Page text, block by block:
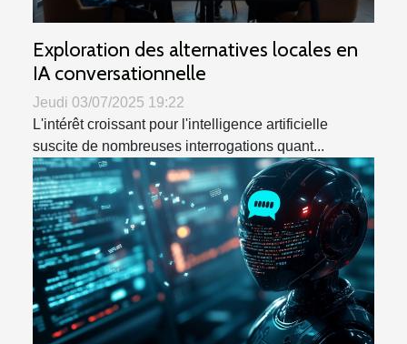
Exploration des alternatives locales en
IA conversationnelle
Jeudi 03/07/2025 19:22
L'intérêt croissant pour l'intelligence artificielle
suscite de nombreuses interrogations quant...